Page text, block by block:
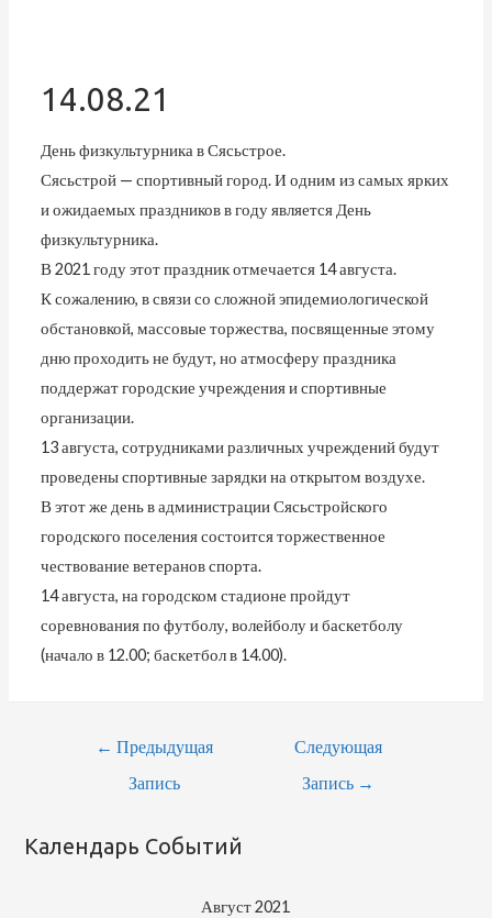
14.08.21
День физкультурника в Сясьстрое.
Сясьстрой — спортивный город. И одним из самых ярких
и ожидаемых праздников в году является День
физкультурника.
В 2021 году этот праздник отмечается 14 августа.
К сожалению, в связи со сложной эпидемиологической
обстановкой, массовые торжества, посвященные этому
дню проходить не будут, но атмосферу праздника
поддержат городские учреждения и спортивные
организации.
13 августа, сотрудниками различных учреждений будут
проведены спортивные зарядки на открытом воздухе.
В этот же день в администрации Сясьстройского
городского поселения состоится торжественное
чествование ветеранов спорта.
14 августа, на городском стадионе пройдут
соревнования по футболу, волейболу и баскетболу
(начало в 12.00; баскетбол в 14.00).
← Предыдущая
Запись
Следующая
Запись →
Календарь Событий
Август 2021